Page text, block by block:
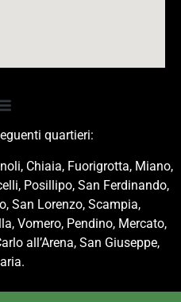
quartieri:
Chiaia, Fuorigrotta, Miano,
Posillipo, San Ferdinando,
San Lorenzo, Scampia,
Vomero, Pendino, Mercato,
all’Arena, San Giuseppe,